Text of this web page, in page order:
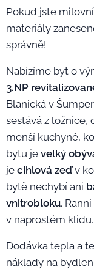
Pokud jste
materiály
správně!
Nabízíme byt o
3.NP
Blanická v
sestává z ložnice,
menší kuchyně,
bytu je velký
je cihlová zeďv
bytě nechybí ani
vnitrobloku.
v naprostém klidu.
Dodávka tepla a
náklady na